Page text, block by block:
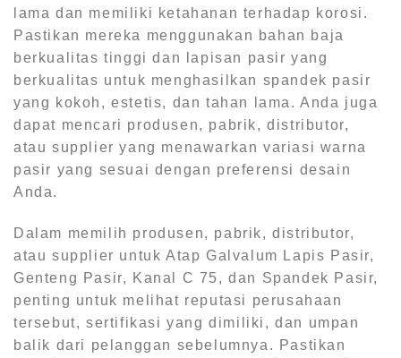
lama dan memiliki ketahanan terhadap korosi.
Pastikan mereka menggunakan bahan baja
berkualitas tinggi dan lapisan pasir yang
berkualitas untuk menghasilkan spandek pasir
yang kokoh, estetis, dan tahan lama. Anda juga
dapat mencari produsen, pabrik, distributor,
atau supplier yang menawarkan variasi warna
pasir yang sesuai dengan preferensi desain
Anda.
Dalam memilih produsen, pabrik, distributor,
atau supplier untuk Atap Galvalum Lapis Pasir,
Genteng Pasir, Kanal C 75, dan Spandek Pasir,
penting untuk melihat reputasi perusahaan
tersebut, sertifikasi yang dimiliki, dan umpan
balik dari pelanggan sebelumnya. Pastikan